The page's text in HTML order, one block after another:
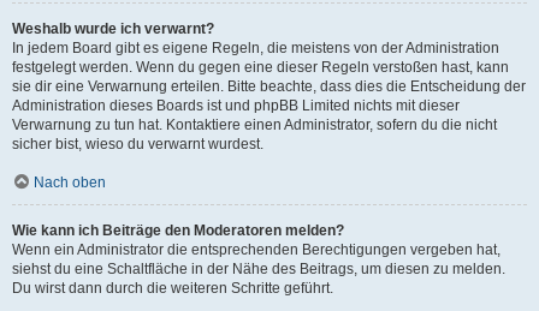
Weshalb wurde ich verwarnt?
In jedem Board gibt es eigene Regeln, die meistens von der Administration
festgelegt werden. Wenn du gegen eine dieser Regeln verstoßen hast, kann
sie dir eine Verwarnung erteilen. Bitte beachte, dass dies die Entscheidung der
Administration dieses Boards ist und phpBB Limited nichts mit dieser
Verwarnung zu tun hat. Kontaktiere einen Administrator, sofern du die nicht
sicher bist, wieso du verwarnt wurdest.
Nach oben
Wie kann ich Beiträge den Moderatoren melden?
Wenn ein Administrator die entsprechenden Berechtigungen vergeben hat,
siehst du eine Schaltfläche in der Nähe des Beitrags, um diesen zu melden.
Du wirst dann durch die weiteren Schritte geführt.